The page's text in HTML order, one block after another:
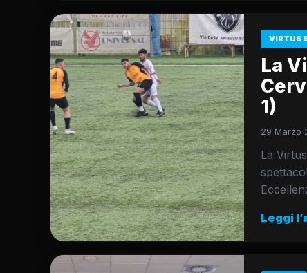
VIRTUS
La
1)
29 Marzo
La
Leggi